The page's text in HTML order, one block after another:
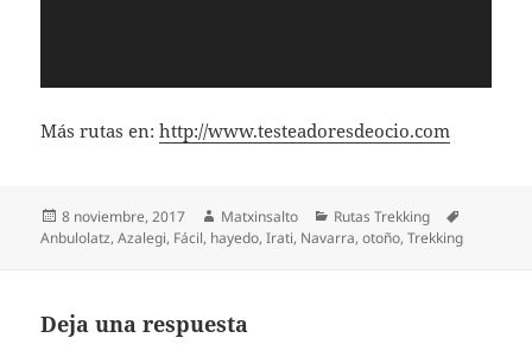
Más rutas en:http://www.testeadoresdeocio.com
Publicado
el
8 noviembre, 2017 Autor
Matxinsalto Categorías
Rutas Trekking
Anbulolatz,Azalegi, Fácil, hayedo,Irati, Navarra,otoño,Trekking
Deja una respuesta